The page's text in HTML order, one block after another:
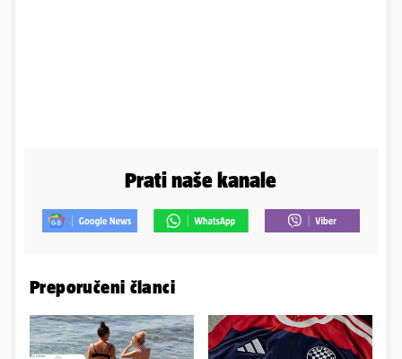
Prati naše kanale
Preporučeni članci